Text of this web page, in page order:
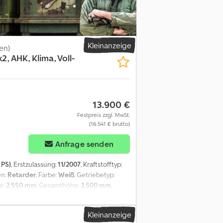
Kleinanzeige
AHK, Klima, Voll-
13.900 €
Festpreis zzgl. MwSt.
(16.541 € brutto)
Anfrage senden
, Erstzulassung:11/2007, Kraftstofftyp:
Retarder, Farbe:Weiß , Getriebetyp:
2.550 mm , Gesamthöhe: 3.500 mm
Siebdruckboden, 10 x Zurrösen je
HA, Tempomat, Klimaanlage,Kleinanzeige